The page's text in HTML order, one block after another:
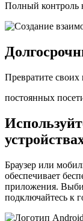
Полный контроль
Превратите своих
постоянных
Браузер или
обеспечивает
приложения.
подключайтесь к